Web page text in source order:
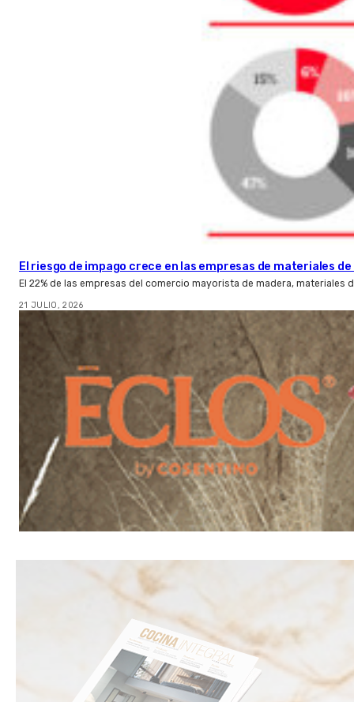
El riesgo de impago crece en las empresas de materiales
El 22% de las empresas del comercio mayorista de madera,
21 JULIO, 2026